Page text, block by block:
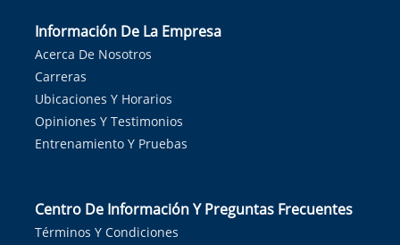
Información De La Empresa
Acerca De Nosotros
Carreras
Ubicaciones Y Horarios
Opiniones Y Testimonios
Entrenamiento Y Pruebas
Centro De Información Y Preguntas Frecuentes
Términos Y Condiciones